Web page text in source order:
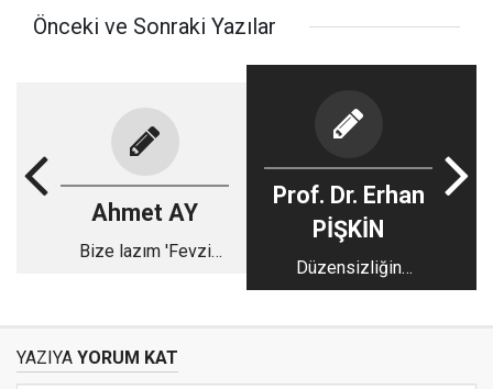
Önceki ve Sonraki Yazılar
Ahmet AY
Bize lazım 'Fevzi
Prof. Dr. Erhan
PİŞKİN
Düzensizliğin
İçindeki Matematik:
YAZIYA YORUM KAT